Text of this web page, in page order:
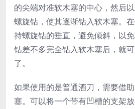
的尖端对准软木塞的中心，然后
螺旋钻，使其逐渐钻入软木塞。
持螺旋钻的垂直，避免倾斜，以
钻差不多完全钻入软木塞后，就
了。
如果使用的是普通酒刀，需要借
塞。可以将一个带有凹槽的支架